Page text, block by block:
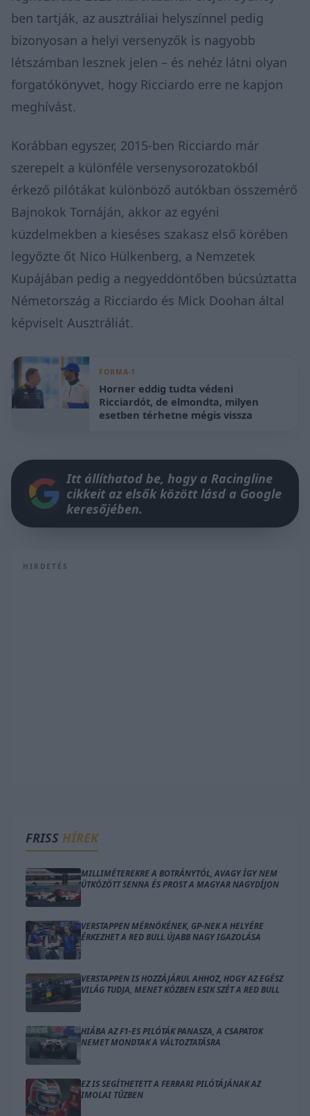
ben tartják, az ausztráliai helyszínnel pedig
bizonyosan a helyi versenyzők is nagyobb
létszámban lesznek jelen – és nehéz látni olyan
forgatókönyvet, hogy Ricciardo erre ne kapjon
meghívást.
Korábban egyszer, 2015-ben Ricciardo már
szerepelt a különféle versenysorozatokból
érkező pilótákat különböző autókban összemérő
Bajnokok Tornáján, akkor az egyéni
küzdelmekben a kieséses szakasz első körében
legyőzte őt Nico Hülkenberg, a Nemzetek
Kupájában pedig a negyeddöntőben búcsúztatta
Németország a Ricciardo és Mick Doohan által
képviselt Ausztráliát.
FORMA-1
Horner eddig tudta védeni
Ricciardót, de elmondta, milyen
esetben térhetne mégis vissza
Itt állíthatod be, hogy a Racingline
cikkeit az elsők között lásd a Google
keresőjében.
HIRDETÉS
FRISS HÍREK
MILLIMÉTEREKRE A BOTRÁNYTÓL, AVAGY ÍGY NEM
ÜTKÖZÖTT SENNA ÉS PROST A MAGYAR NAGYDÍJON
VERSTAPPEN MÉRNÖKÉNEK, GP-NEK A HELYÉRE
ÉRKEZHET A RED BULL ÚJABB NAGY IGAZOLÁSA
VERSTAPPEN IS HOZZÁJÁRUL AHHOZ, HOGY AZ EGÉSZ
VILÁG TUDJA, MENET KÖZBEN ESIK SZÉT A RED BULL
HIÁBA AZ F1-ES PILÓTÁK PANASZA, A CSAPATOK
NEMET MONDTAK A VÁLTOZTATÁSRA
EZ IS SEGÍTHETETT A FERRARI PILÓTÁJÁNAK AZ
IMOLAI TŰZBEN